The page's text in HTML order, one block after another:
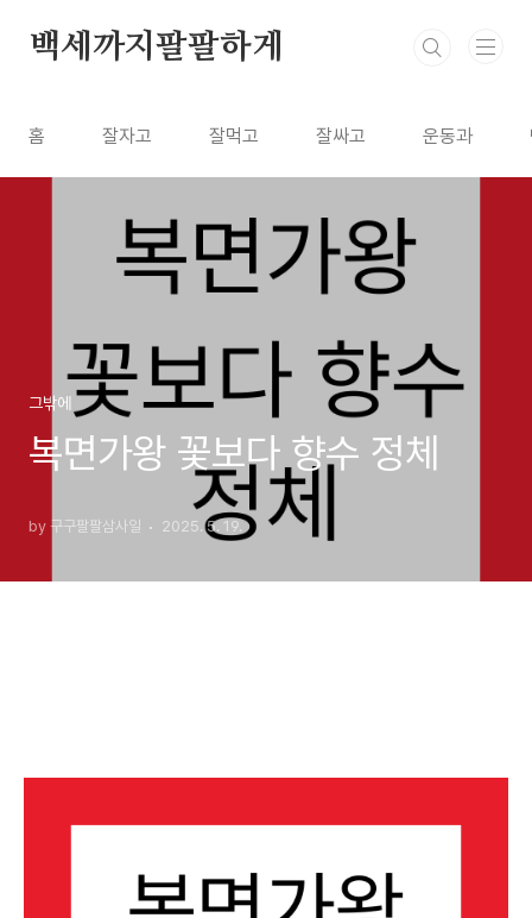
백세까지팔팔하게
홈 잘자고 잘먹고 잘싸고 운동과
그밖에
복면가왕 꽃보다 향수 정체
by 구구팔팔삼사일 2025. 5. 19.